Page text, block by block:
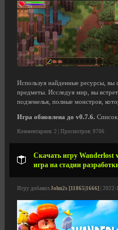
Используя найденные ресурсы,
предметы. Исследуя мир, вы
подземелья, полные монстров,
Игра обновлена до v0.7.6. Список
Комментариев: 2 | Просмотров: 9706
Скачать игру Wanderlost
игра на стадии
Игру добавил John2s [11865|1666] | 2022-